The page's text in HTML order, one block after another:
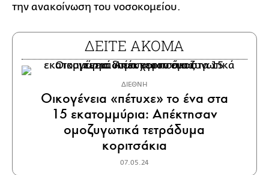
την ανακοίνωση του νοσοκομείου.
ΔΕΙΤΕ ΑΚΟΜΑ
ΔΙΕΘΝΗ
Οικογένεια «πέτυχε» το ένα στα
15 εκατομμύρια: Απέκτησαν
ομοζυγωτικά τετράδυμα
κοριτσάκια
07.05.24